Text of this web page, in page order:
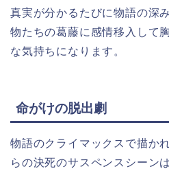
真実が分かるたびに物語の深
物たちの葛藤に感情移入して
な気持ちになります。
命がけの脱出劇
物語のクライマックスで描か
らの決死のサスペンスシーン